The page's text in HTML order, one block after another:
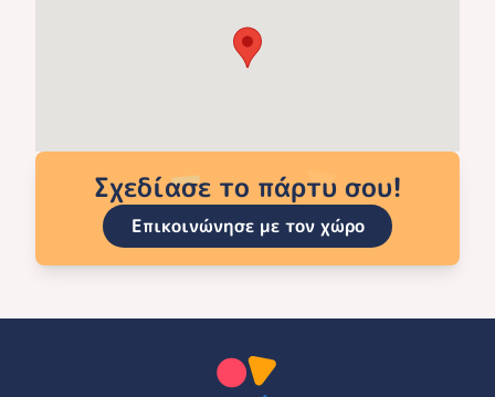
Σχεδίασε το πάρτυ σου!
Επικοινώνησε με τον χώρο